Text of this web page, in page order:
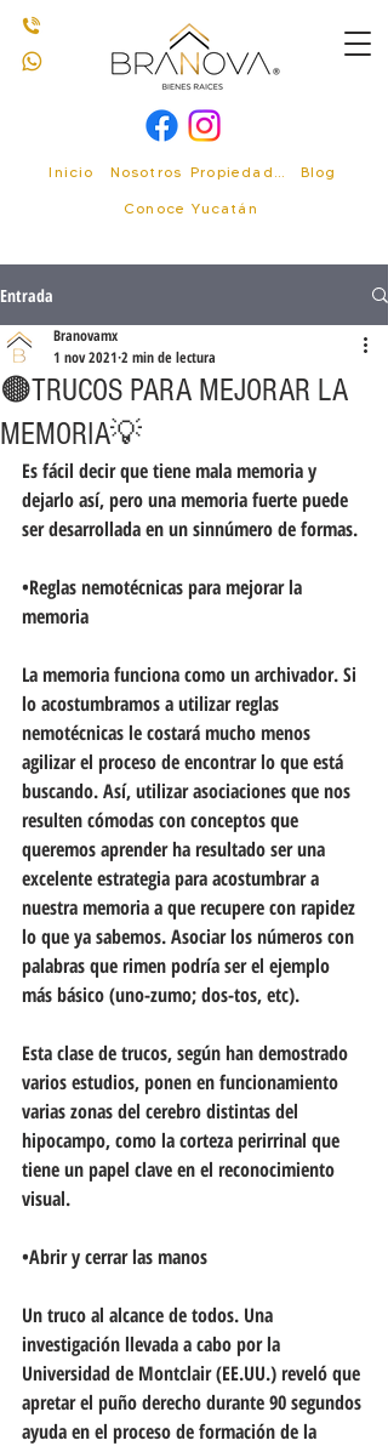
Inicio Nosotros
Blog
Conoce Yucatán
Entrada
🟤TRUCOS PARA MEJORAR LA
MEMORIA💡
Branovamx
1 nov 2021 2 min de lectura
Es fácil decir que tiene mala memoria y
dejarlo así, pero una memoria fuerte puede
ser desarrollada en un sinnúmero de formas.
•Reglas nemotécnicas para mejorar la
memoria
La memoria funciona como un archivador. Si
lo acostumbramos a utilizar reglas
nemotécnicas le costará mucho menos
agilizar el proceso de encontrar lo que está
buscando. Así, utilizar asociaciones que nos
resulten cómodas con conceptos que
queremos aprender ha resultado ser una
excelente estrategia para acostumbrar a
nuestra memoria a que recupere con rapidez
lo que ya sabemos. Asociar los números con
palabras que rimen podría ser el ejemplo
más básico (uno-zumo; dos-tos, etc).
Esta clase de trucos, según han demostrado
varios estudios, ponen en funcionamiento
varias zonas del cerebro distintas del
hipocampo, como la corteza perirrinal que
tiene un papel clave en el reconocimiento
visual.
•Abrir y cerrar las manos
Un truco al alcance de todos. Una
investigación llevada a cabo por la
Universidad de Montclair (EE.UU.) reveló que
apretar el puño derecho durante 90 segundos
ayuda en el proceso de formación de la